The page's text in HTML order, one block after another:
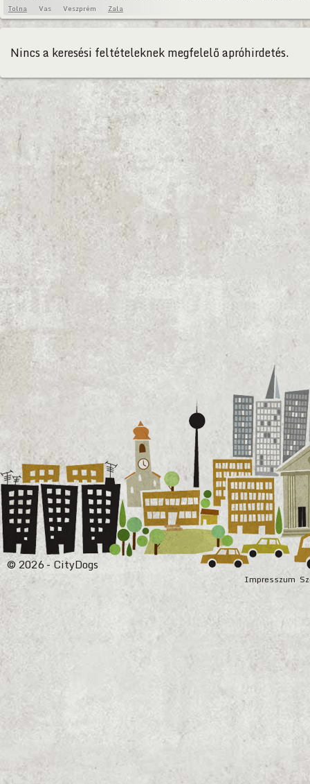
Tolna
Vas Veszprém Zala
Nincs a keresési feltételeknek megfelelő apróhirdetés.
Impresszum
© 2026 - CityDogs